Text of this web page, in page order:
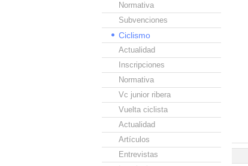
Normativa
Subvenciones
Ciclismo
Actualidad
Inscripciones
Normativa
Vc junior ribera
Vuelta ciclista
Actualidad
Artículos
Entrevistas